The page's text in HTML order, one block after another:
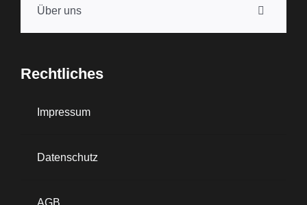
Über uns
Rechtliches
Impressum
Datenschutz
AGB